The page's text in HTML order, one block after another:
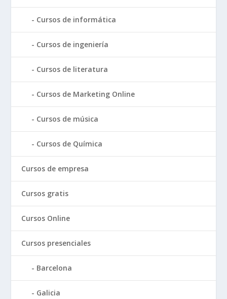
Cursos de informática
Cursos de ingeniería
Cursos de literatura
Cursos de Marketing Online
Cursos de música
Cursos de Química
Cursos de empresa
Cursos gratis
Cursos Online
Cursos presenciales
Barcelona
Galicia